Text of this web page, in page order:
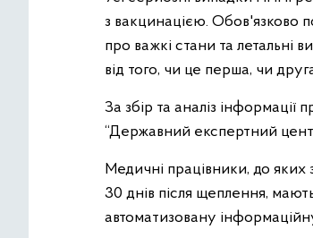
з вакцинацією. Обов'язково
про важкі стани та летальні
від того, чи це перша, чи
За збір та аналіз інформації
“Державний експертний
Медичні працівники, до яких
30 днів після щеплення,
автоматизовану